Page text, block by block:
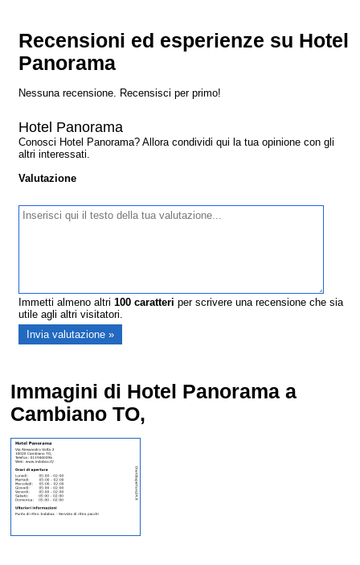
Recensioni ed esperienze su Hotel
Panorama
Nessuna recensione. Recensisci per primo!
Hotel Panorama
Conosci Hotel Panorama? Allora condividi qui la tua opinione con gli
altri interessati.
Valutazione
Immetti almeno altri100 caratteri per scrivere una recensione che sia
utile agli altri visitatori.
Immagini di Hotel Panorama a
Cambiano TO,